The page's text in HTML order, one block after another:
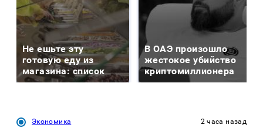
Не ешьте эту
готовую еду из
магазина: список
В ОАЭ произошло
жестокое убийство
криптомиллионера
Экономика 2 часа назад